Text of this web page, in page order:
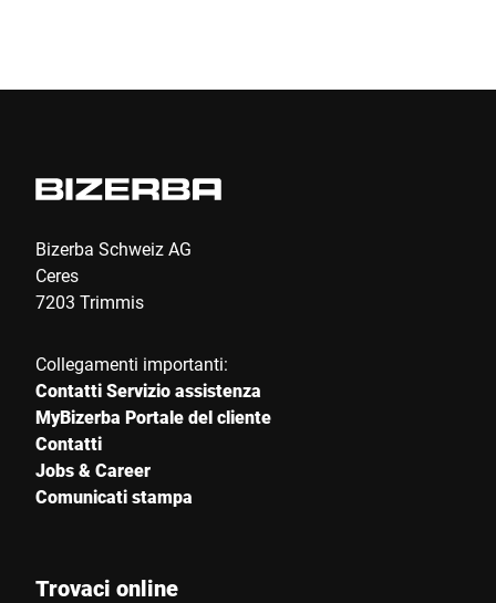
Bizerba Schweiz AG
Ceres
7203 Trimmis
Collegamenti importanti:
Contatti Servizio assistenza
MyBizerba Portale del cliente
Contatti
Jobs & Career
Comunicati stampa
Trovaci online